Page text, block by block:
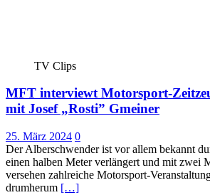
TV Clips
MFT interviewt Motorsport-
mit Josef „Rosti” Gmeiner
25. März 2024 0
Der Alberschwender ist vor allem bekannt
einen halben Meter verlängert und mit zwei
versehen zahlreiche Motorsport-
drumherum […]